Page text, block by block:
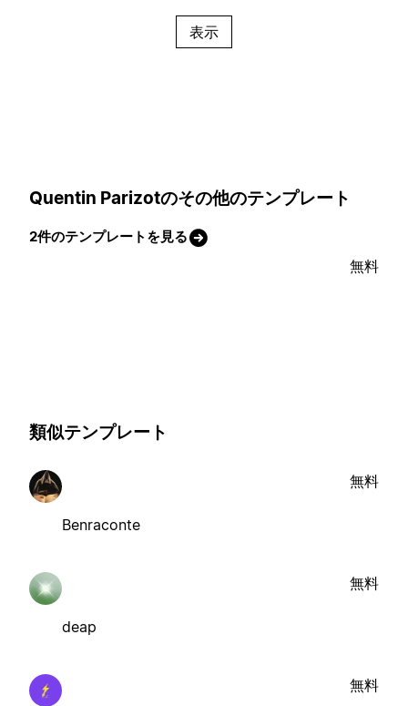
表示
Quentin Parizotのその他のテンプレート
2件のテンプレートを見る
無料
類似テンプレート
Benraconte
無料
deap
無料
無料